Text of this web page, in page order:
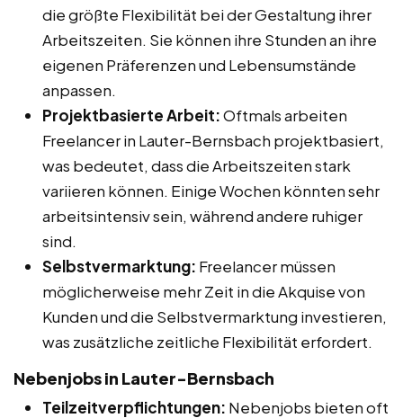
die größte Flexibilität bei der Gestaltung ihrer
Arbeitszeiten. Sie können ihre Stunden an ihre
eigenen Präferenzen und Lebensumstände
anpassen.
Projektbasierte Arbeit:Oftmals arbeiten
Freelancer in Lauter-Bernsbach projektbasiert,
was bedeutet, dass die Arbeitszeiten stark
variieren können. Einige Wochen könnten sehr
arbeitsintensiv sein, während andere ruhiger
sind.
Selbstvermarktung: Freelancer müssen
möglicherweise mehr Zeit in die Akquise von
Kunden und die Selbstvermarktung investieren,
was zusätzliche zeitliche Flexibilität erfordert.
Nebenjobs in Lauter-Bernsbach
Teilzeitverpflichtungen: Nebenjobs bieten oft